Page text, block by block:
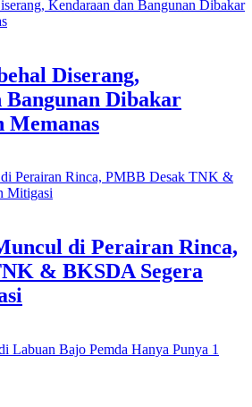
Diserang,
Bangunan Dibakar
Memanas
di Perairan Rinca,
& BKSDA Segera